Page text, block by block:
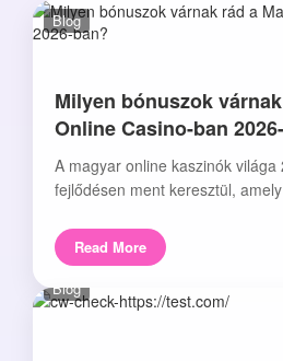
Blog
Milyen bónuszok
Online Casino-ban
A magyar online kaszinók
fejlődésen ment keresztül,
Read More
Blog